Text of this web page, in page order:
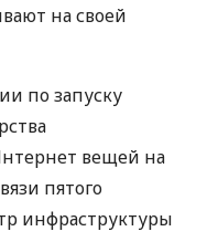
на своей
по запуску
вещей на
пятого
инфраструктуры